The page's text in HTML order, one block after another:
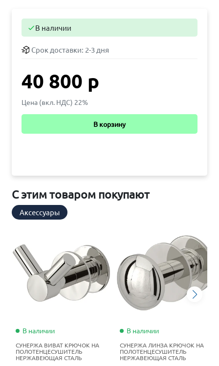
В наличии
Срок доставки: 2-3 дня
40 800 р
Цена (вкл. НДС) 22%
В корзину
С этим товаром покупают
Аксессуары
В наличии
СУНЕРЖА ВИВАТ КРЮЧОК НА
ПОЛОТЕНЦЕСУШИТЕЛЬ
НЕРЖАВЕЮЩАЯ СТАЛЬ
В наличии
СУНЕРЖА ЛИНЗА КРЮЧОК НА
ПОЛОТЕНЦЕСУШИТЕЛЬ
НЕРЖАВЕЮЩАЯ СТАЛЬ